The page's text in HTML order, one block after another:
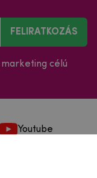
FELIRATKOZÁS
marketing célú
Youtube